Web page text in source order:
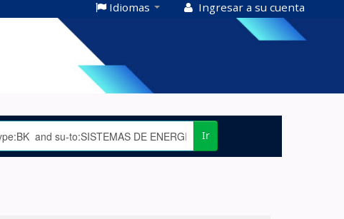
Idiomas Ingresar a su cuenta
Ir